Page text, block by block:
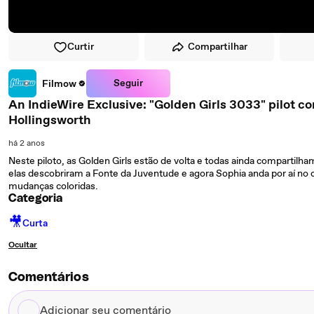
Curtir Compartilhar
Filmow Seguir
An IndieWire Exclusive: "Golden Girls 3033" pilot
Hollingsworth
há 2 anos
Neste piloto, as Golden Girls estão de volta e todas ainda
elas descobriram a Fonte da Juventude e agora Sophia anda por aí
mudanças coloridas.
Categoria
🎥Curta
Ocultar
Comentários